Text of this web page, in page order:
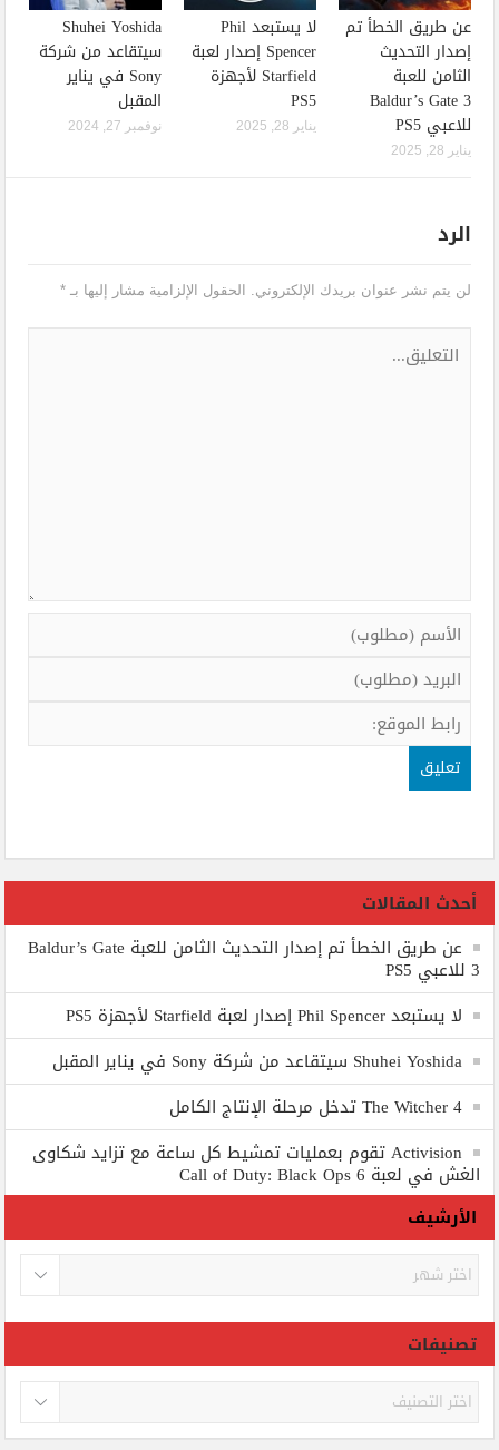
عن طريق الخطأ تم
إصدار التحديث
الثامن للعبة
Baldur’s Gate 3
للاعبي PS5
يناير 28, 2025
لا يستبعد Phil
Spencer إصدار لعبة
Starfield لأجهزة
PS5
يناير 28, 2025
Shuhei Yoshida
سيتقاعد من شركة
Sony في يناير
المقبل
نوفمبر 27, 2024
الرد
لن يتم نشر عنوان بريدك الإلكتروني. الحقول الإلزامية مشار إليها بـ*
أحدث المقالات
عن طريق الخطأ تم إصدار التحديث الثامن للعبة Baldur’s Gate
3 للاعبي PS5
لا يستبعد Phil Spencer إصدار لعبة Starfield لأجهزة PS5
Shuhei Yoshida سيتقاعد من شركة Sony في يناير المقبل
The Witcher 4 تدخل مرحلة الإنتاج الكامل
Activision تقوم بعمليات تمشيط كل ساعة مع تزايد شكاوى
الغش في لعبة Call of Duty: Black Ops 6
الأرشيف
الأرشيف
تصنيفات
تصنيفات